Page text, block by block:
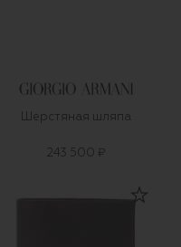
Шерстяная шляпа
243 500 ₽